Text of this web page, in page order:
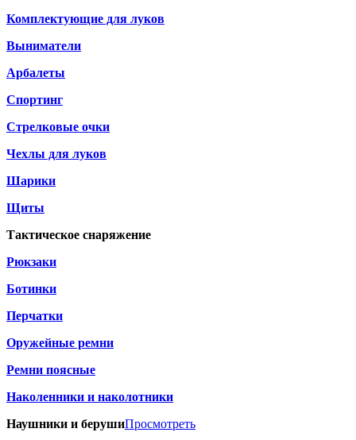
Комплектующие для луков
Выниматели
Арбалеты
Спортинг
Стрелковые очки
Чехлы для луков
Шарики
Щиты
Тактическое снаряжение
Рюкзаки
Ботинки
Перчатки
Оружейные ремни
Ремни поясные
Наколенники и наколотники
Наушники и берушиПросмотреть